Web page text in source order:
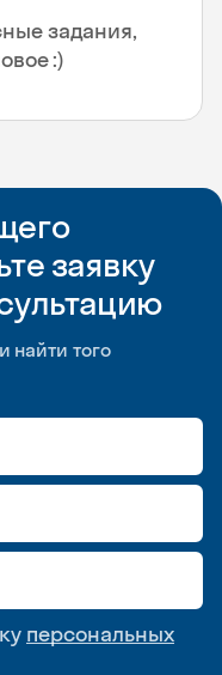
задания,
:)
заявку
того
персональных